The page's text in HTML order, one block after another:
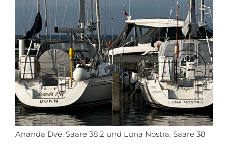
Ananda Dve, Saare 38.2 und Luna Nostra, Saare 38